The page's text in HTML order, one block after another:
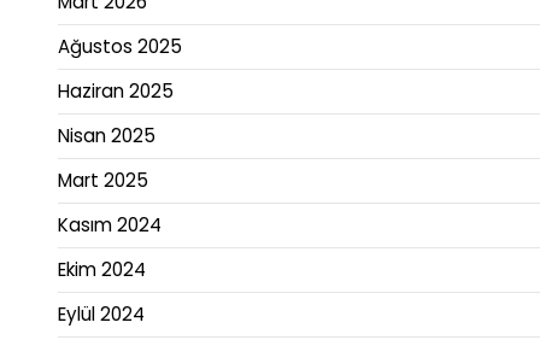
Ağustos 2025
Haziran 2025
Nisan 2025
Mart 2025
Kasım 2024
Ekim 2024
Eylül 2024